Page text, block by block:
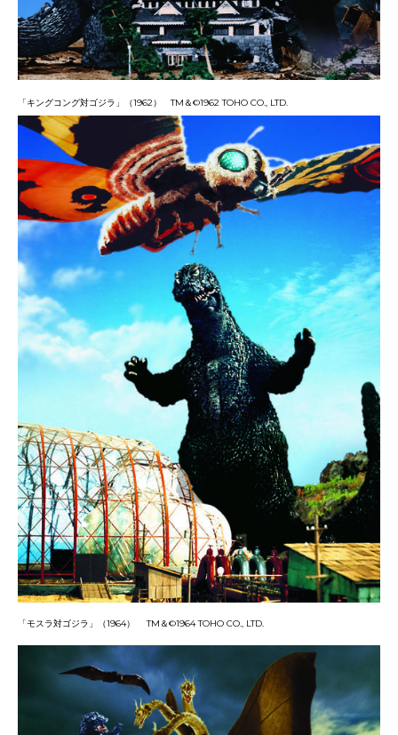
「キングコング対ゴジラ」（1962）TM ＆©1962 TOHO CO., LTD.
「モスラ対ゴジラ」（1964）TM ＆©1964 TOHO CO., LTD.